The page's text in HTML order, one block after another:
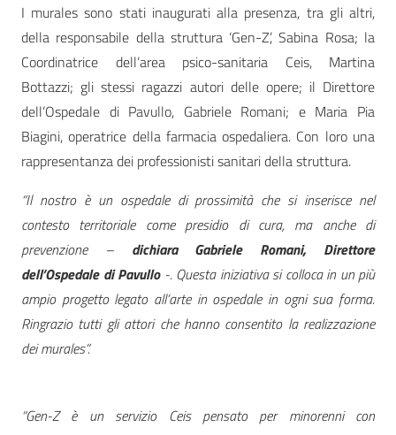
I murales sono stati inaugurati alla presenza, tra gli altri,
della responsabile della struttura ‘Gen-Z’, Sabina Rosa; la
Coordinatrice dell’area psico-sanitaria Ceis, Martina
Bottazzi; gli stessi ragazzi autori delle opere; il Direttore
dell’Ospedale di Pavullo, Gabriele Romani; e Maria Pia
Biagini, operatrice della farmacia ospedaliera. Con loro una
rappresentanza dei professionisti sanitari della struttura.
“Il nostro è un ospedale di prossimità che si inserisce nel
contesto territoriale come presidio di cura, ma anche di
prevenzione – dichiara Gabriele Romani, Direttore
dell’Ospedale di Pavullo-. Questa iniziativa si colloca in un più
ampio progetto legato all’arte in ospedale in ogni sua forma.
Ringrazio tutti gli attori che hanno consentito la realizzazione
dei murales”.
“Gen-Z è un servizio Ceis pensato per minorenni con